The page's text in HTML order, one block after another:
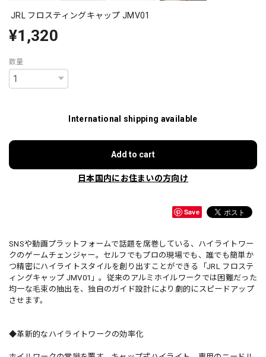
JRL フロスティングキャップ JMV01
¥1,320
数量
International shipping available
Add to cart
日本国内にお住まいの方向け
Save
SNSや動画プラットフォームで話題を席巻している、ハイライトワー
クのゲームチェンジャー。セルフでもプロの現場でも、誰でも簡単か
つ精密にハイライトスタイルを創り出すことができる「JRL フロステ
ィングキャップ JMV01」。従来のアルミホイルワークでは困難だった
均一な毛束の抽出を、独自のガイド設計により劇的にスピードアップ
させます。
◆革新的なハイライトワークの効率化